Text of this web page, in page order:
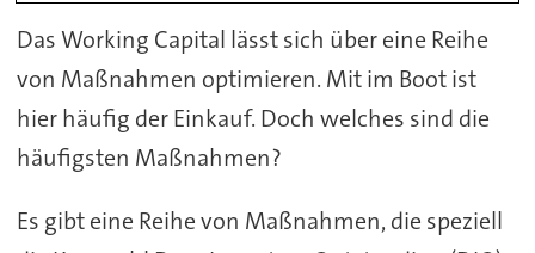
Das Working Capital lässt sich über eine Reihe
von Maßnahmen optimieren. Mit im Boot ist
hier häufig der Einkauf. Doch welches sind die
häufigsten Maßnahmen?
Es gibt eine Reihe von Maßnahmen, die speziell